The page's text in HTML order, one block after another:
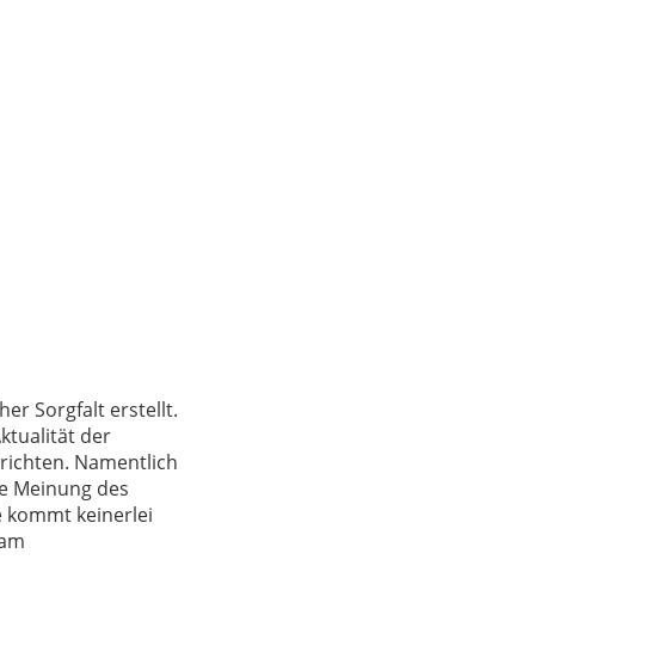
Sorgfalt erstellt.
der
Namentlich
Meinung des
kommt keinerlei